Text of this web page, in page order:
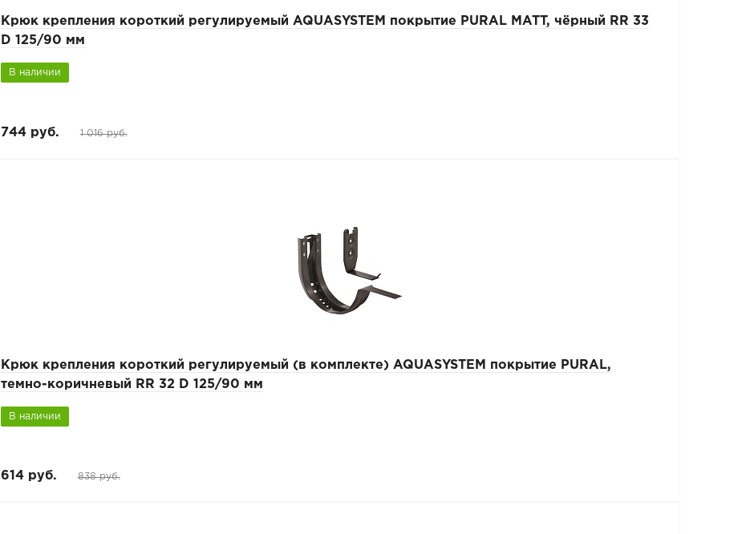
Крюк крепления короткий регулируемый AQUASYSTEM покрытие PURAL MATT, чёрный RR 33
D 125/90 мм
В наличии
744 руб. 1 016 руб.
Крюк крепления короткий регулируемый (в комплекте) AQUASYSTEM покрытие PURAL,
темно-коричневый RR 32 D 125/90 мм
В наличии
614 руб. 838 руб.